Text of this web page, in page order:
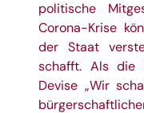
politische
Corona-Krise
der Staat
schafft. Als die
Devise „Wir